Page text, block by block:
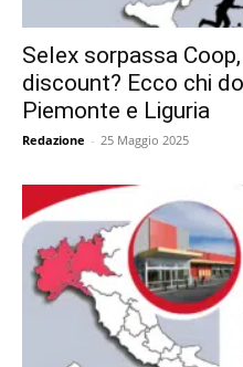
Selex sorpassa
discount? Ecco chi
Piemonte e Liguria
Redazione - 25 Maggio 2025